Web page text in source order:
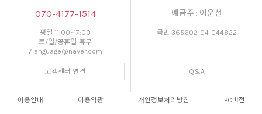
070-4177-1514
평일 11:00~17:00
토/일/공휴일-휴무
7language@naver.com
고객센터 연결
예금주 : 이윤선
국민 365602-04-044822
Q&A
이용안내 이용약관 개인정보처리방침 PC버전